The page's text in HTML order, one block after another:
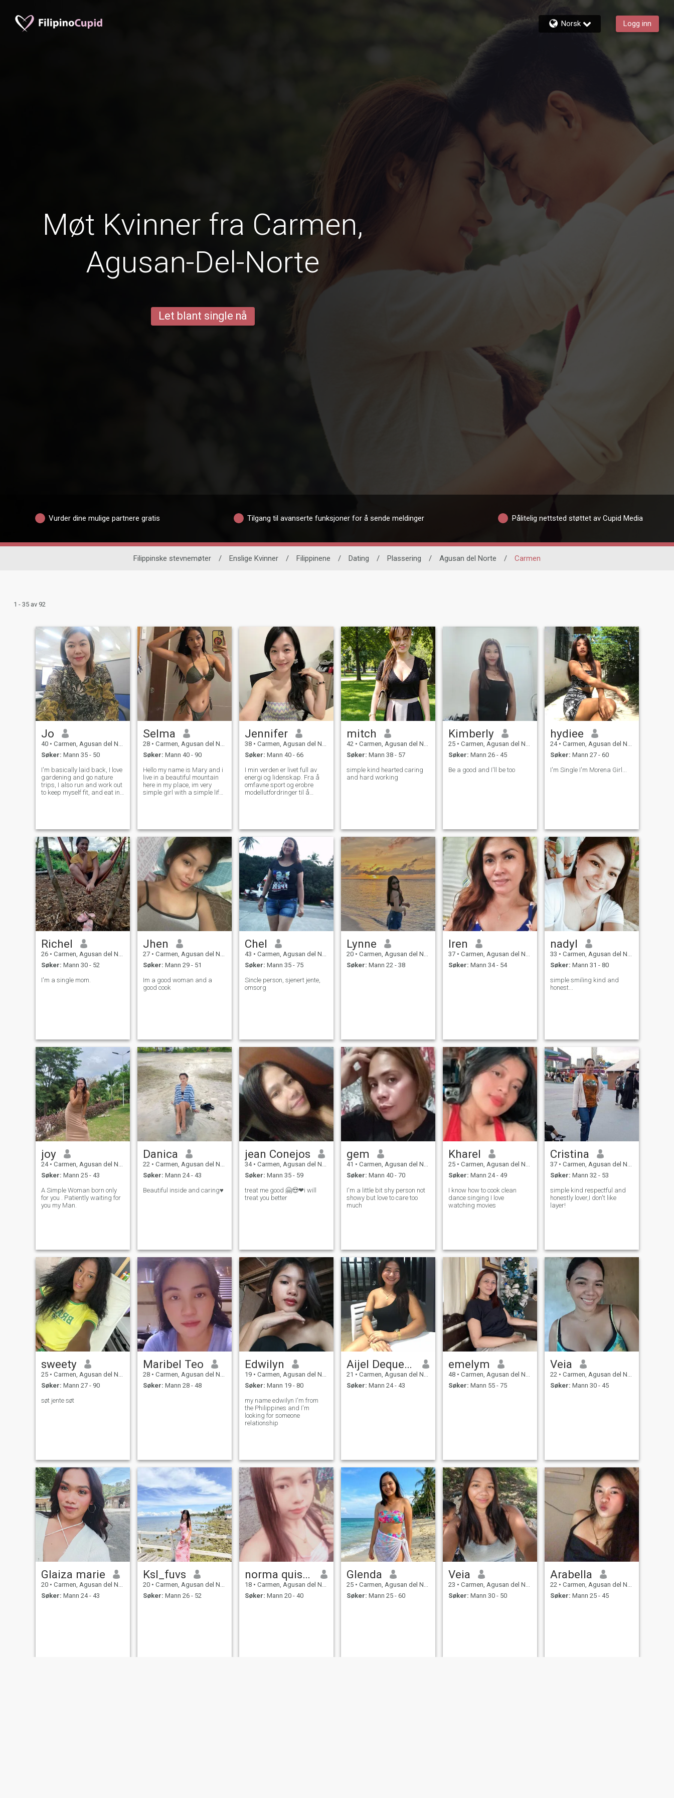
Norsk Logg inn
Møt Kvinner fra Carmen,
Agusan-Del-Norte
Let blant single nå
Vurder dine mulige partnere gratis Tilgang til avanserte funksjoner for å sende meldinger Pålitelig nettsted støttet av Cupid Media
Filippinske stevnemøter / Enslige Kvinner / Filippinene / Dating / Plassering / Agusan del Norte / Carmen
1 - 35 av 92
Jo
40 • Carmen, Agusan del Norte, Filippinene
Søker: Mann 35 - 50
I'm basically laid back, I love
gardening and go nature
trips, I also run and work out
to keep myself fit, and eat in
behind in the offi
Selma
28 • Carmen, Agusan del Norte, Filippinene
Søker: Mann 40 - 90
Hello my name is Mary and i
live in a beautiful mountain
here in my place, im very
simple girl with a simple life.
back here because i was
hoing to fi
Jennifer
38 • Carmen, Agusan del Norte, Filippinene
Søker: Mann 40 - 66
I min verden er livet full av
energi og lidenskap. Fra å
omfavne sport og erobre
modellutfordringer til å
karaoke, og morgenene mine
blomstrer med forfriskende
øvelser, som legger
grunnlaget for en livlig og
sunn livsstil. Som en
dynamisk ung kvinne, vever
jeg sammen trådene av
fitness, kreativitet og
utforskning, og skaper et liv
som utstråler glede og
oppfyllelse.
mitch
42 • Carmen, Agusan del Norte, Filippinene
Søker: Mann 38 - 57
simple kind hearted caring
and hard working
Kimberly
25 • Carmen, Agusan del Norte, Filippinene
Søker: Mann 26 - 45
Be a good and I'll be too
hydiee
24 • Carmen, Agusan del Norte, Filippinene
Søker: Mann 27 - 60
I'm Single I'm Morena Girl...
Richel
26 • Carmen, Agusan del Norte, Filippinene
Søker: Mann 30 - 52
I'm a single mom.
Jhen
27 • Carmen, Agusan del Norte, Filippinene
Søker: Mann 29 - 51
Im a good woman and a
good cook
Chel
43 • Carmen, Agusan del Norte, Filippinene
Søker: Mann 35 - 75
Sincle person, sjenert jente,
omsorg
Lynne
20 • Carmen, Agusan del Norte, Filippinene
Søker: Mann 22 - 38
Iren
37 • Carmen, Agusan del Norte, Filippinene
Søker: Mann 34 - 54
nadyl
33 • Carmen, Agusan del Norte, Filippinene
Søker: Mann 31 - 80
simple smiling kind and
honest...
joy
24 • Carmen, Agusan del Norte, Filippinene
Søker: Mann 25 - 43
A Simple Woman born only
for you . Patiently waiting for
you my Man.
Danica
22 • Carmen, Agusan del Norte, Filippinene
Søker: Mann 24 - 43
Beautiful inside and caring♥️
jean Conejos
34 • Carmen, Agusan del Norte, Filippinene
Søker: Mann 35 - 59
treat me good 🤗😍❤i will
treat you better
gem
41 • Carmen, Agusan del Norte, Filippinene
Søker: Mann 40 - 70
I'm a little bit shy person not
showy but love to care too
much
Kharel
25 • Carmen, Agusan del Norte, Filippinene
Søker: Mann 24 - 49
I know how to cook clean
dance singing I love
watching movies
Cristina
37 • Carmen, Agusan del Norte, Filippinene
Søker: Mann 32 - 53
simple kind respectful and
honestly lover,I don't like
layer!
sweety
25 • Carmen, Agusan del Norte, Filippinene
Søker: Mann 27 - 90
søt jente søt
Maribel Teo
28 • Carmen, Agusan del Norte, Filippinene
Søker: Mann 28 - 48
Edwilyn
19 • Carmen, Agusan del Norte, Filippinene
Søker: Mann 19 - 80
my name edwilyn I'm from
the Philippines and I'm
looking for someone
relationship
Aijel Dequetos
21 • Carmen, Agusan del Norte, Filippinene
Søker: Mann 24 - 43
emelym
48 • Carmen, Agusan del Norte, Filippinene
Søker: Mann 55 - 75
Veia
22 • Carmen, Agusan del Norte, Filippinene
Søker: Mann 30 - 45
Glaiza marie
20 • Carmen, Agusan del Norte, Filippinene
Søker: Mann 24 - 43
Ksl_fuvs
20 • Carmen, Agusan del Norte, Filippinene
Søker: Mann 26 - 52
norma quisaba
18 • Carmen, Agusan del Norte, Filippinene
Søker: Mann 20 - 40
Glenda
25 • Carmen, Agusan del Norte, Filippinene
Søker: Mann 25 - 60
Veia
23 • Carmen, Agusan del Norte, Filippinene
Søker: Mann 30 - 50
Arabella
22 • Carmen, Agusan del Norte, Filippinene
Søker: Mann 25 - 45